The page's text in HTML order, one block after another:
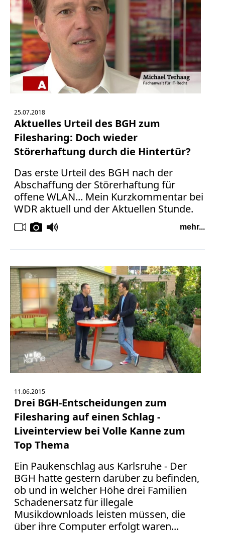
25.07.2018
Aktuelles Urteil des BGH zum
Filesharing: Doch wieder
Störerhaftung durch die Hintertür?
Das erste Urteil des BGH nach der
Abschaffung der Störerhaftung für
offene WLAN... Mein Kurzkommentar bei
WDR aktuell und der Aktuellen Stunde.
mehr...
11.06.2015
Drei BGH-Entscheidungen zum
Filesharing auf einen Schlag -
Liveinterview bei Volle Kanne zum
Top Thema
Ein Paukenschlag aus Karlsruhe - Der
BGH hatte gestern darüber zu befinden,
ob und in welcher Höhe drei Familien
Schadenersatz für illegale
Musikdownloads leisten müssen, die
über ihre Computer erfolgt waren...
Beleidigung
Datenschutz
Ebay
Facebook
Fotorecht
Google
Instagram
Internetrecht
Markenrecht
Meinungsfreiheit
Print
Radio
Sportwetten
TV
Verbraucherrecht
Volle
Kanne
WDR
Werbung
Wettbewerbsrecht
ZDF
online
print